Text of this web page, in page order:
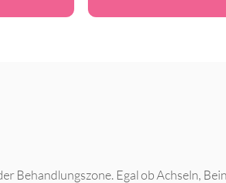
Behandlungszone. Egal ob Achseln,